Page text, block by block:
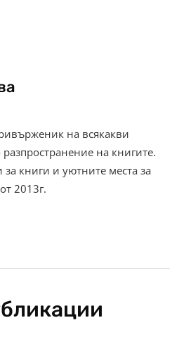
на всякакви
на книгите.
книги и уютните места за
2013г.